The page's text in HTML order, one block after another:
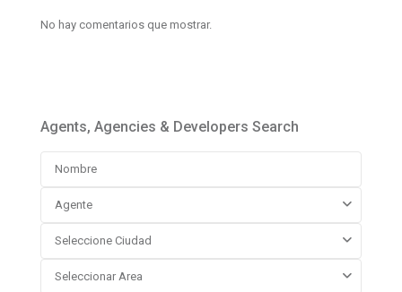
No hay comentarios que mostrar.
Agents, Agencies & Developers Search
Agente
Seleccione Ciudad
Seleccionar Area